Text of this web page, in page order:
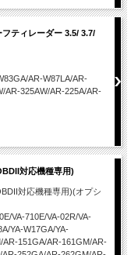
ティレーダー 3.5/ 3.7/
AR-W87LA/AR-
AR-325AW/AR-225A/AR-
対応機種専用)
対応機種専用)(オプシ
VA-710E/VA-02R/VA-
YA-W17GA/YA-
AR-151GA/AR-161GM/AR-